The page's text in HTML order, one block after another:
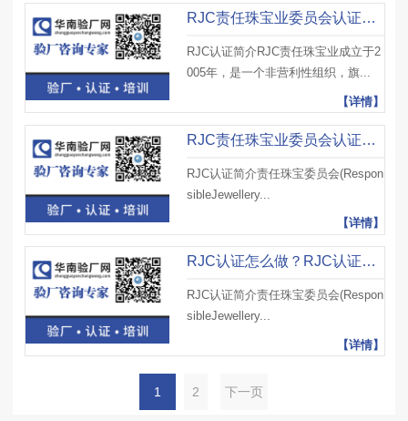
RJC责任珠宝业委员会认证介绍，RJC认证独立审计原则、流程及注意事项
RJC认证简介RJC责任珠宝业成立于2
005年，是一个非营利性组织，旗...
【详情】
RJC责任珠宝业委员会认证介绍，RJC认证变更、RJC认证报告及注意事项
RJC认证简介责任珠宝委员会(Respon
sibleJewellery...
【详情】
RJC认证怎么做？RJC认证辅导流程、RJC认证审核意义及注意事项
RJC认证简介责任珠宝委员会(Respon
sibleJewellery...
【详情】
1 2 下一页